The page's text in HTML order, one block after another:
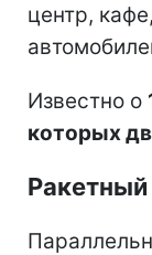
центр,
Известно о
которых